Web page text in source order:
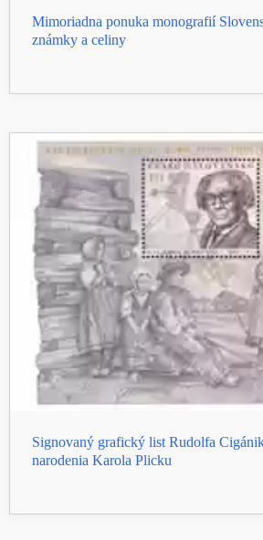
Mimoriadna ponuka monografií
známky a celiny
Signovaný grafický list Rudolfa
narodenia Karola Plicku